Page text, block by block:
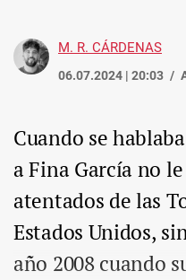
M. R. CÁRDENAS
06.07.2024 | 20:03
Cuando se
a Fina García no
atentados de las
Estados Unidos,
año 2008 cuando